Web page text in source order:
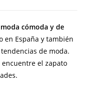
moda cómoda y de
en España y también
de moda.
el zapato